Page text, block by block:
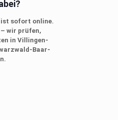
ist sofort online.
wir prüfen,
in Villingen-
Baar-